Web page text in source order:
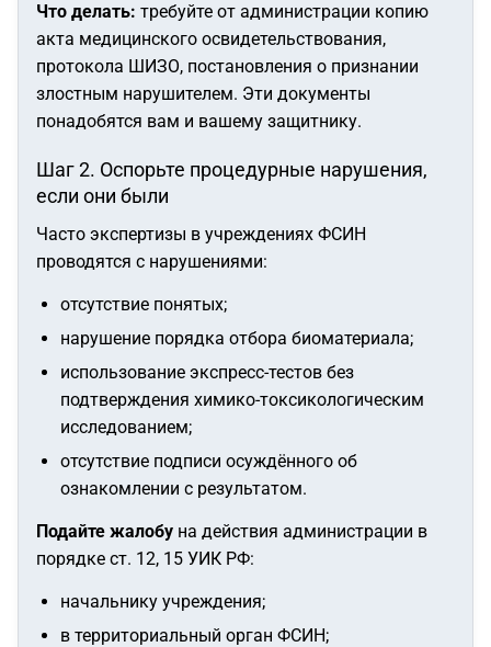
Что делать: требуйте от администрации копию
акта медицинского освидетельствования,
протокола ШИЗО, постановления о признании
злостным нарушителем. Эти документы
понадобятся вам и вашему защитнику.
Шаг 2. Оспорьте процедурные нарушения,
если они были
Часто экспертизы в учреждениях ФСИН
проводятся с нарушениями:
отсутствие понятых;
нарушение порядка отбора биоматериала;
использование экспресс-тестов без
подтверждения химико-токсикологическим
исследованием;
отсутствие подписи осуждённого об
ознакомлении с результатом.
Подайте жалобу на действия администрации в
порядке ст. 12, 15 УИК РФ:
начальнику учреждения;
в территориальный орган ФСИН;